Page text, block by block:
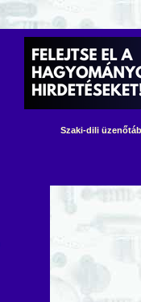
Szaki-dili